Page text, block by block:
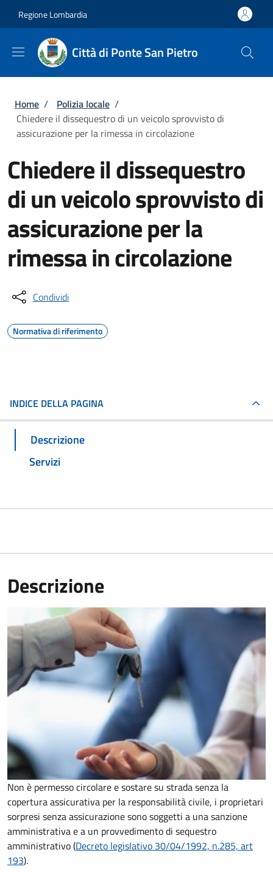
Regione Lombardia
Città di Ponte San Pietro
Briciole di pane
Home / Polizia locale /
Chiedere il dissequestro di un veicolo sprovvisto di
assicurazione per la rimessa in circolazione
Chiedere il dissequestro
di un veicolo sprovvisto di
assicurazione per la
rimessa in circolazione
Condividi
Normativa di riferimento
INDICE DELLA PAGINA
Descrizione
Servizi
Descrizione
Non è permesso circolare e sostare su strada senza la
copertura assicurativa per la responsabilità civile, i proprietari
sorpresi senza assicurazione sono soggetti a una sanzione
amministrativa e a un provvedimento di sequestro
amministrativo (Decreto legislativo 30/04/1992, n.285, art
193).